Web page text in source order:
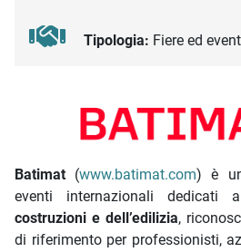
Tipologia: Fiere ed
Descrizione
Batimat (www.batimat.com) è
eventi internazionali dedicati
costruzioni e dell’edilizia,
di riferimento per professionisti,